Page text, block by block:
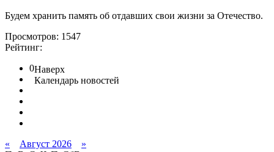
Будем хранить память об отдавших свои жизни за Отечество.
Просмотров: 1547
Рейтинг:
0Наверх
Календарь новостей
« Август 2026
»